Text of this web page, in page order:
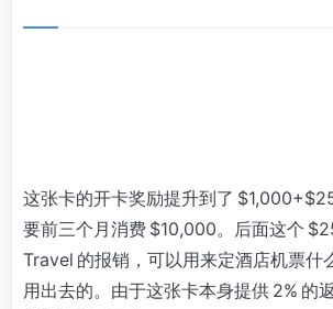
这张卡的开卡奖励提升到了
要前三个月消费 $10,000。后面这个
Travel 的报销，可以用来定酒店机票什
用出去的。由于这张卡本身提供 2% 的